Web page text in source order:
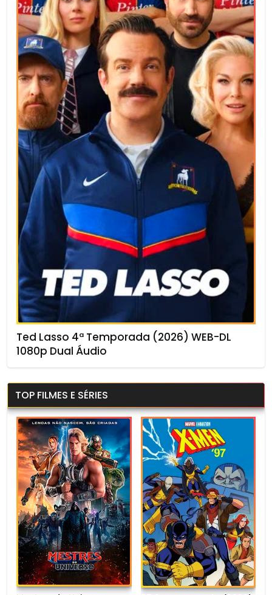
Ted Lasso 4ª Temporada (2026) WEB-DL
1080p Dual Áudio
TOP FILMES E SÉRIES